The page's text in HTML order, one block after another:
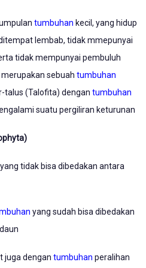
tumbuhan kecil, yang hidup
lembab, tidak mmepunyai
tidak mempunyai pembuluh
sebuah tumbuhan
talus (Talofita) dengan tumbuhan
suatu pergiliran keturunan
yang tidak bisa dibedakan antara
yang sudah bisa dibedakan
juga dengan tumbuhan peralihan